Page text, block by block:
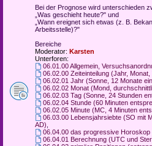
Bei der Prognose wird unterschieden
„Was geschieht heute?" und
„Wann ereignet sich etwas (z. B.
Arbeitsstelle)?"
Bereiche
Moderator: Karsten
Unterforen:
06.01.00 Allgemein,
06.02.00 Zeiteinteilung (Jahr,
06.02.01 Jahr (Sonne, 12 Monate
06.02.02 Monat (Mond,
06.02.03 Tag (Sonne, 24 Stunden
06.02.04 Stunde (60 Minuten
06.02.05 Minute (MC, 4 Minuten
06.03.00 Lebensjahrsiebte (SO mit
AD)
06.04.00 das progressive
06.04.01 Berechnung (UTC und